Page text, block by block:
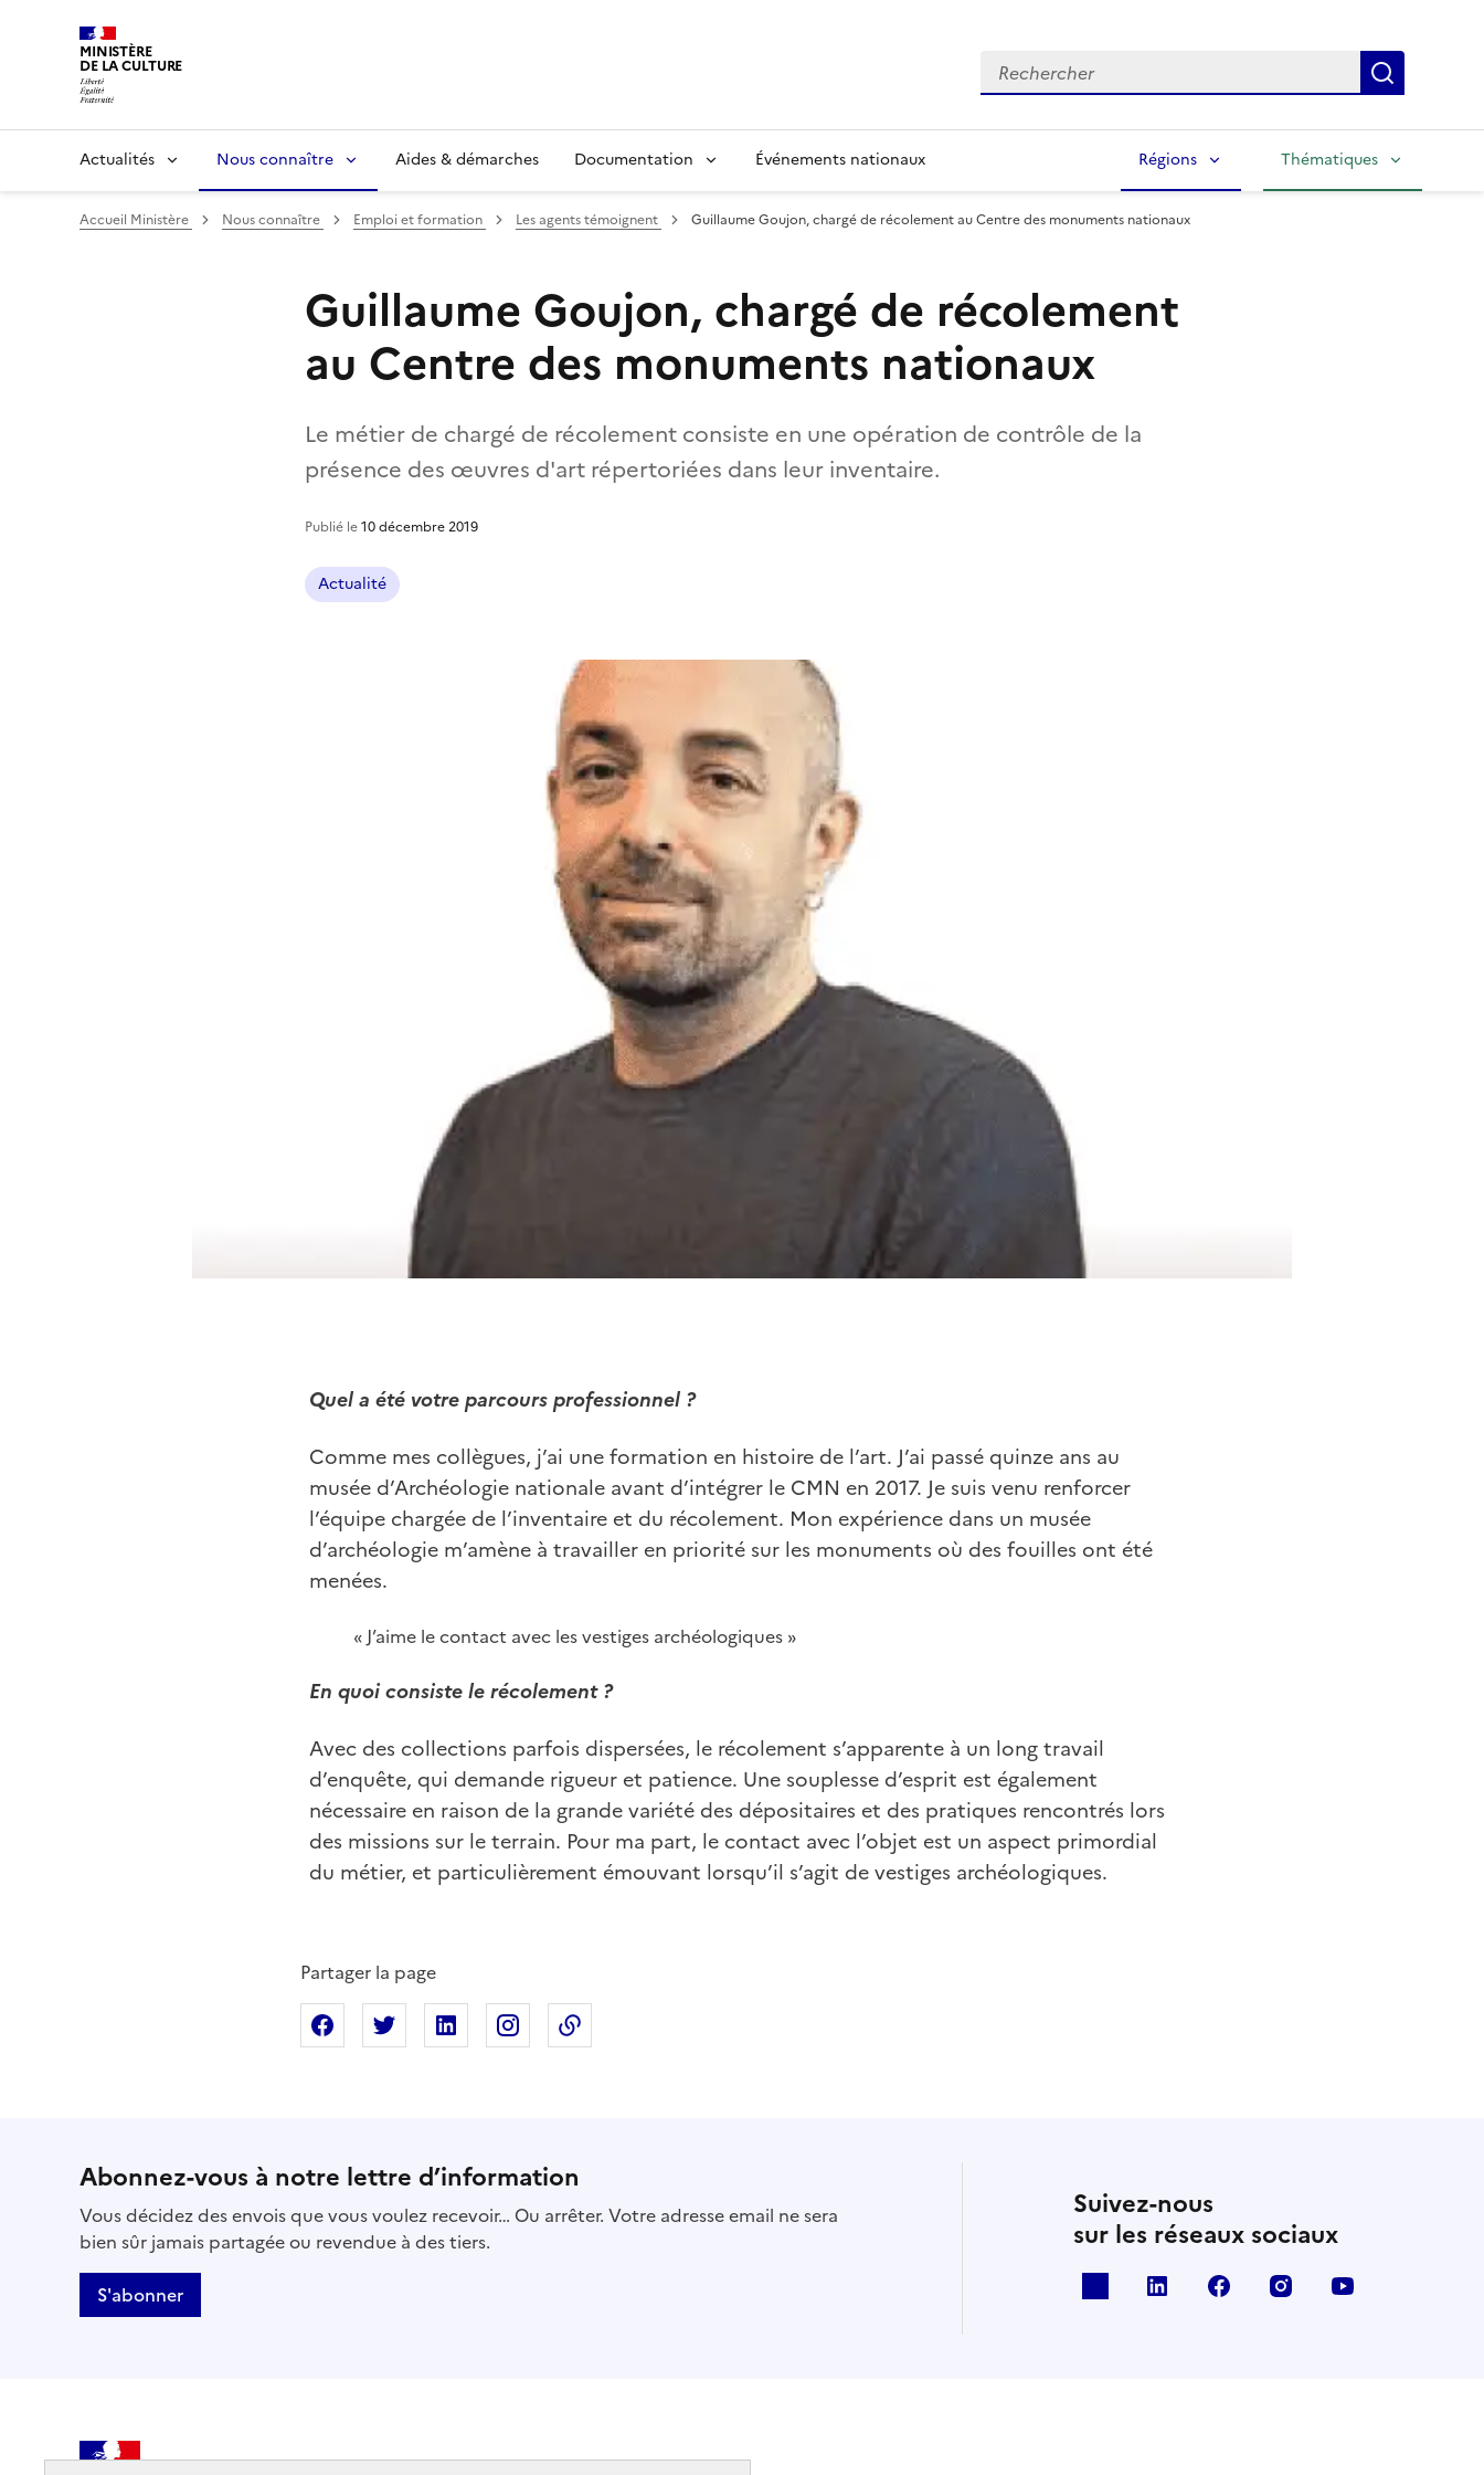
MINISTÈRE
DE LA CULTURE Rechercher
Actualités Nous connaître Aides & démarches Documentation Événements nationaux Régions Thématiques
Accueil Ministère Nous connaître Emploi et formation Les agents témoignent Guillaume Goujon, chargé de récolement au Centre des monuments nationaux
Guillaume Goujon, chargé de récolement
au Centre des monuments nationaux
Le métier de chargé de récolement consiste en une opération de contrôle de la
présence des œuvres d'art répertoriées dans leur inventaire.
Publié le10 décembre 2019
Actualité
Quel a été votre parcours professionnel ?
Comme mes collègues, j’ai une formation en histoire de l’art. J’ai passé quinze ans au
musée d’Archéologie nationale avant d’intégrer le CMN en 2017. Je suis venu renforcer
l’équipe chargée de l’inventaire et du récolement. Mon expérience dans un musée
d’archéologie m’amène à travailler en priorité sur les monuments où des fouilles ont été
menées.
« J’aime le contact avec les vestiges archéologiques »
En quoi consiste le récolement ?
Avec des collections parfois dispersées, le récolement s’apparente à un long travail
d’enquête, qui demande rigueur et patience. Une souplesse d’esprit est également
nécessaire en raison de la grande variété des dépositaires et des pratiques rencontrés lors
des missions sur le terrain. Pour ma part, le contact avec l’objet est un aspect primordial
du métier, et particulièrement émouvant lorsqu’il s’agit de vestiges archéologiques.
Partager la page
Partager sur Facebook
Partager sur XPartager sur Linkedin
Partager sur Instagram
Abonnez-vous à notre lettre d’information
Vous décidez des envois que vous voulez recevoir… Ou arrêter. Votre adresse email ne sera
bien sûr jamais partagée ou revendue à des tiers.
S'abonner
Suivez-nous
sur les réseaux sociaux
linkedin facebook instagram